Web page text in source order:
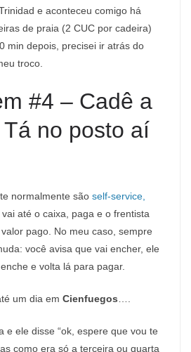
e aconteceu comigo há
de praia (2 CUC por cadeira)
min depois, precisei ir atrás do
troco.
#4 – Cadê a
no posto aí
normalmente são self-service,
vai até o caixa, paga e o frentista
pago. No meu caso, sempre
você avisa que vai encher, ele
e volta lá para pagar.
um dia em Cienfuegos
e ele disse “ok, espere que vou te
como era só a terceira ou quarta